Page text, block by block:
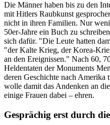
Die Männer haben bis zu den
mit Hitlers Raubkunst
nicht in ihren Familien. Nur
50er-Jahre ein Buch zu
sich dafür. "Die Leute hatten
"der Kalte Krieg, der Korea-
an den Ereignissen." Nach 60,
Heldentaten der Monuments
deren Geschichte nach Amerika
wolle damit das Andenken an
einige Frauen dabei – ehren.
Gesprächig erst durch